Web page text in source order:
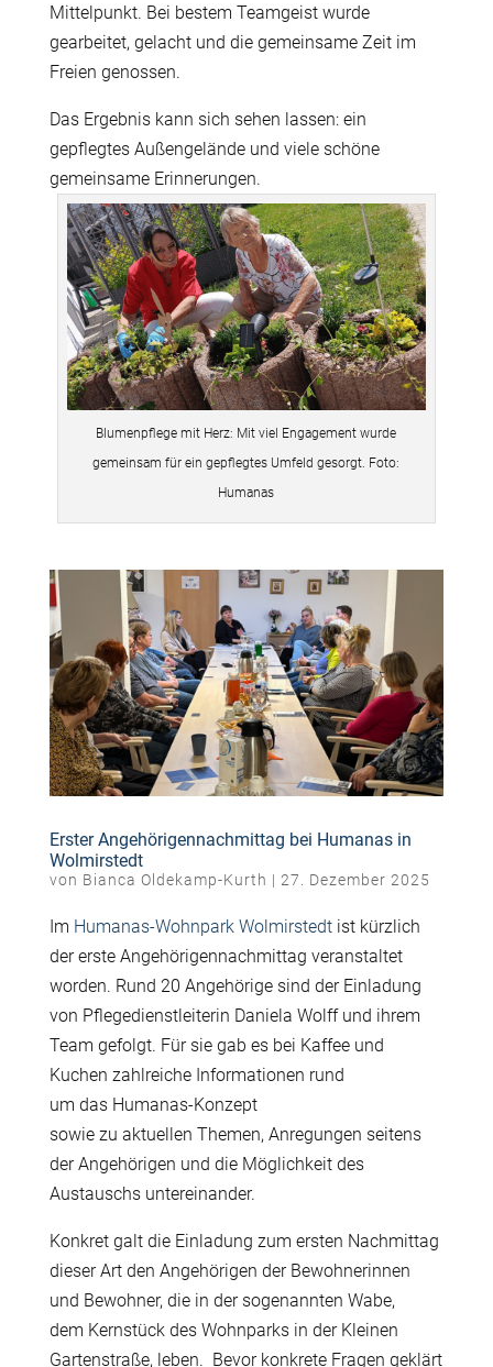
Mittelpunkt. Bei bestem Teamgeist wurde
gearbeitet, gelacht und die gemeinsame Zeit im
Freien genossen.
Das Ergebnis kann sich sehen lassen: ein
gepflegtes Außengelände und viele schöne
gemeinsame Erinnerungen.
Blumenpflege mit Herz: Mit viel Engagement wurde
gemeinsam für ein gepflegtes Umfeld gesorgt. Foto:
Humanas
Erster Angehörigennachmittag bei Humanas in
Wolmirstedt
von Bianca Oldekamp-Kurth | 27. Dezember 2025
Im Humanas-Wohnpark Wolmirstedtist kürzlich
der erste Angehörigennachmittag veranstaltet
worden. Rund 20 Angehörige sind der Einladung
von Pflegedienstleiterin Daniela Wolff und ihrem
Team gefolgt. Für sie gab es bei Kaffee und
Kuchen zahlreiche Informationen rund
um das Humanas-Konzept
sowie zu aktuellen Themen, Anregungen seitens
der Angehörigen und die Möglichkeit des
Austauschs untereinander.
Konkret galt die Einladung zum ersten Nachmittag
dieser Art den Angehörigen der Bewohnerinnen
und Bewohner, die in der sogenannten Wabe,
dem Kernstück des Wohnparks in der Kleinen
Gartenstraße, leben. Bevor konkrete Fragen geklärt